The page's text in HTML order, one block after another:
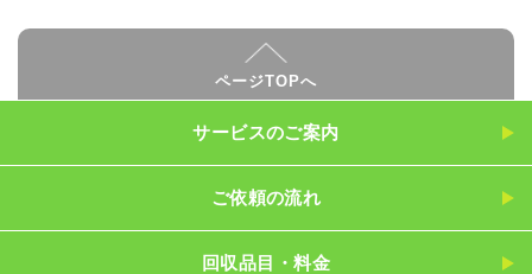
ページTOPへ
サービスのご案内
ご依頼の流れ
回収品目・料金